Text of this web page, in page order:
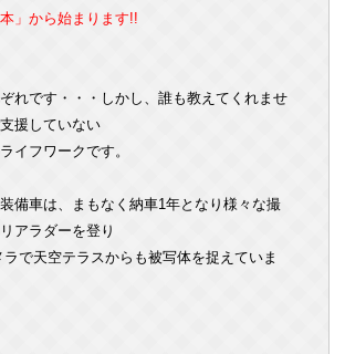
」から始まります!!
れです・・・しかし、誰も教えてくれませ
援していない
イフワークです。
備車は、まもなく納車1年となり様々な撮
アラダーを登り
で天空テラスからも被写体を捉えていま